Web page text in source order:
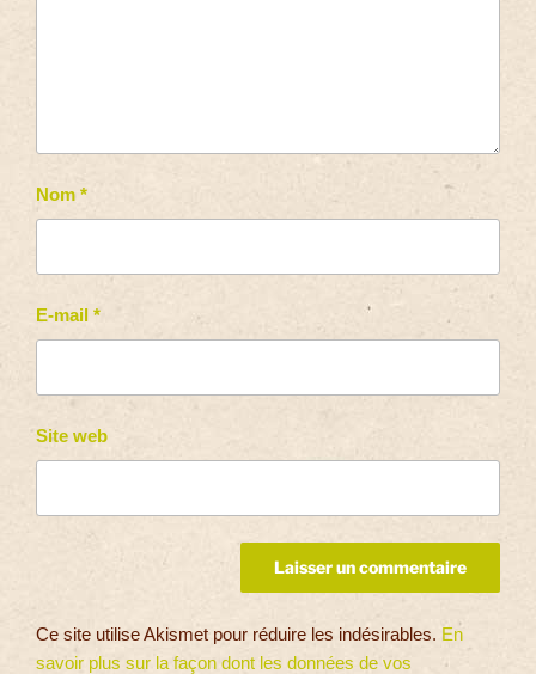
Nom *
E-mail *
Site web
Ce site utilise Akismet pour réduire les indésirables. En
savoir plus sur la façon dont les données de vos